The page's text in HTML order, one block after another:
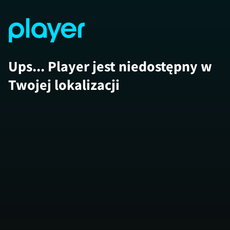
Ups... Player jest niedostępny w
Twojej lokalizacji